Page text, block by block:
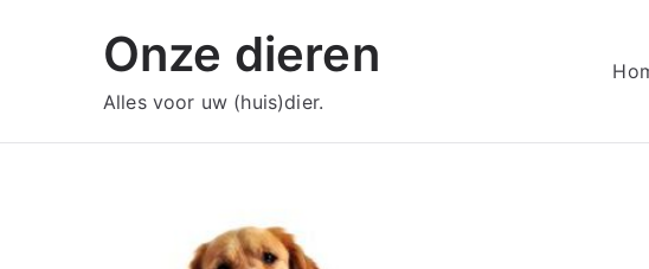
Onze dieren
Alles voor uw (huis)dier.